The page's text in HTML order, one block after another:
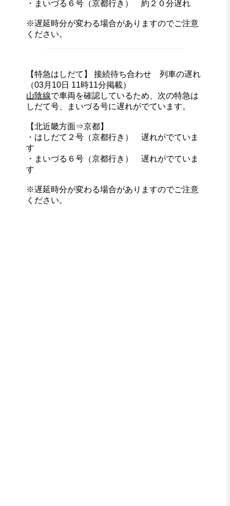
・まいづる６号（京都行き） 約２０分遅れ
※遅延時分が変わる場合がありますのでご注意
ください。
【特急はしだて】 接続待ち合わせ 列車の遅れ
（03月10日 11時11分掲載）
山陰線で車両を確認しているため、次の特急は
しだて号、まいづる号に遅れがでています。
【北近畿方面⇒京都】
・はしだて２号（京都行き） 遅れがでていま
す
・まいづる６号（京都行き） 遅れがでていま
す
※遅延時分が変わる場合がありますのでご注意
ください。